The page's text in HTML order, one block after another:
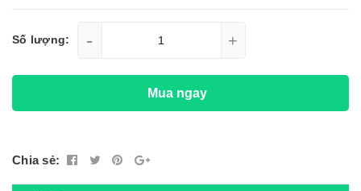
Số lượng: - +
Mua ngay
Chia sẻ: